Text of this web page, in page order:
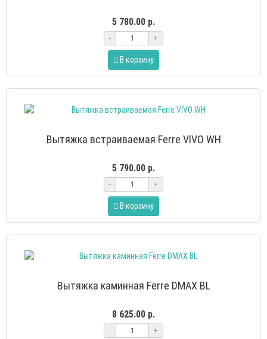
5 780.00 р.
- +
В корзину
Вытяжка встраиваемая Ferre VIVO WH
5 790.00 р.
- +
В корзину
Вытяжка каминная Ferre DMAX BL
8 625.00 р.
- +